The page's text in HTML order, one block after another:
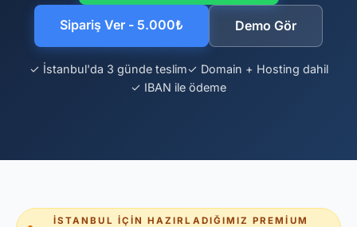
Sipariş Ver - 5.000₺ Demo Gör
✓ İstanbul'da 3 günde teslim✓ Domain + Hosting dahil
✓ IBAN ile ödeme
İSTANBUL İÇIN HAZIRLADIĞIMIZ PREMIUM